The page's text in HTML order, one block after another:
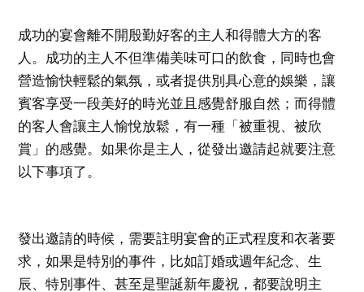
成功的宴會離不開殷勤好客的主人和得體大方的客
人。成功的主人不但準備美味可口的飲食，同時也會
營造愉快輕鬆的氣氛，或者提供別具心意的娛樂，讓
賓客享受一段美好的時光並且感覺舒服自然；而得體
的客人會讓主人愉悅放鬆，有一種「被重視、被欣
賞」的感覺。如果你是主人，從發出邀請起就要注意
以下事項了。
發出邀請的時候，需要註明宴會的正式程度和衣著要
求，如果是特別的事件，比如訂婚或週年紀念、生
辰、特別事件、甚至是聖誕新年慶祝，都要說明主